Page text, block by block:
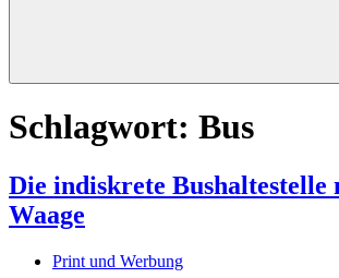
Suchen
Schlagwort: Bus
Die indiskrete Bushaltestelle
Waage
Print und Werbung